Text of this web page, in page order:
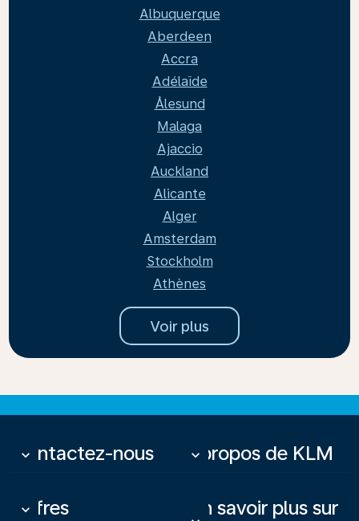
Albuquerque
Aberdeen
Accra
Adélaïde
Ålesund
Malaga
Ajaccio
Auckland
Alicante
Alger
Amsterdam
Stockholm
Athènes
Voir plus
Contactez-nous
keyboard_arrow_down À propos de KLM
keyboard_arrow_down
Offres
keyboard_arrow_down En savoir plus sur